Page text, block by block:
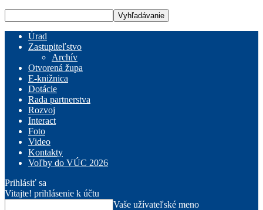
Úrad
Zastupiteľstvo
Archív
Otvorená župa
E-knižnica
Dotácie
Rada partnerstva
Rozvoj
Interact
Foto
Video
Kontakty
Voľby do VÚC 2026
Prihlásiť sa
Vitajte! prihlásenie k účtu
Vaše užívateľské meno